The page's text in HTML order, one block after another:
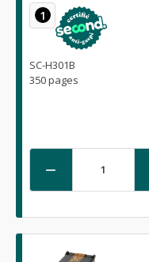
1
SC-H301B
350 pages
